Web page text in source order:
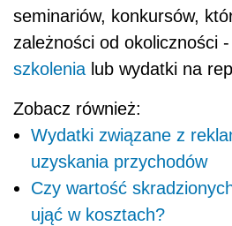
seminariów, konkursów,
zależności od okoliczności
szkolenia lub wydatki na
Zobacz również:
Wydatki związane z
uzyskania przychodów
Czy wartość
ująć w kosztach?